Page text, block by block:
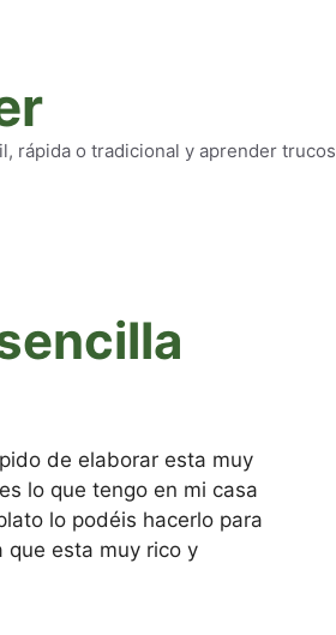
rápida o tradicional y aprender trucos
de elaborar esta muy
lo que tengo en mi casa
lo podéis hacerlo para
que esta muy rico y